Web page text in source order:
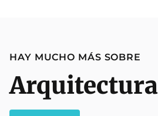
HAY MUCHO MÁS SOBRE
Arquitectura